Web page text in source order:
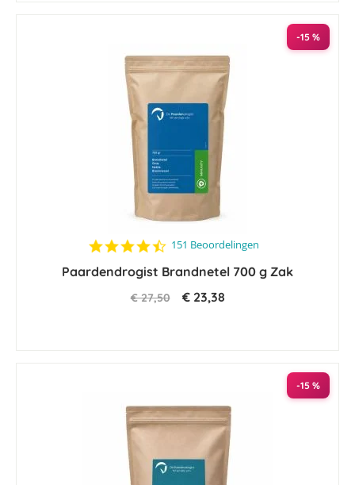
-15 %
4.6
rating
151 Beoordelingen
Paardendrogist Brandnetel 700 g Zak
€ 27,50 € 23,38
-15 %